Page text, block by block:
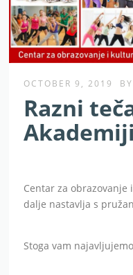
OCTOBER 9, 2019 BY
Razni
Centar za
dalje nastavlja s
Stoga vam